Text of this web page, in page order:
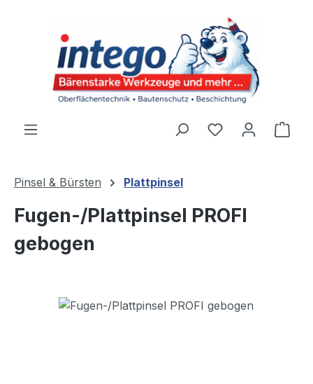
Du hast 0
Pinsel & Bürsten Plattpinsel
Fugen-/Plattpinsel PROFI
gebogen
Bildergalerie überspringen